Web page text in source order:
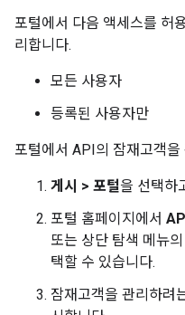
포털에서 다음 액세스를 허
리합니다.
모든 사용자
등록된 사용자만
포털에서 API의 잠재고객
게시 > 포털을 선택하
포털 홈페이지에서
또는 상단 탐색 메뉴
택할 수 있습니다.
잠재고객을 관리하려